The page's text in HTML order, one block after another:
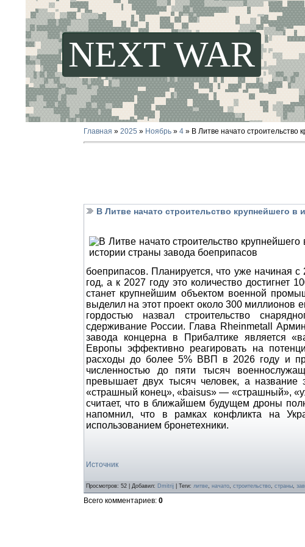
NEXT WAR
Главная » 2025 » Ноябрь » 4 » В Литве начато строительство
В Литве начато строительство крупнейшего в
боеприпасов. Планируется, что уже начиная с
год, а к 2027 году это количество достигнет
станет крупнейшим объектом военной
выделил на этот проект около 300 миллионов
гордостью назвал строительство
сдерживание России. Глава Rheinmetall
завода концерна в Прибалтике является
Европы эффективно реагировать на
расходы до более 5% ВВП в 2026 году и
численностью до пяти тысяч
превышает двух тысяч человек, а название
«страшный конец», «baisus» — «страшный»,
считает, что в ближайшем будущем дроны
напомнил, что в рамках конфликта на
использованием бронетехники.
Источник
Просмотров: 52 Добавил: Dmitrij Теги: литве, начато, строительство, страны,
Всего комментариев: 0